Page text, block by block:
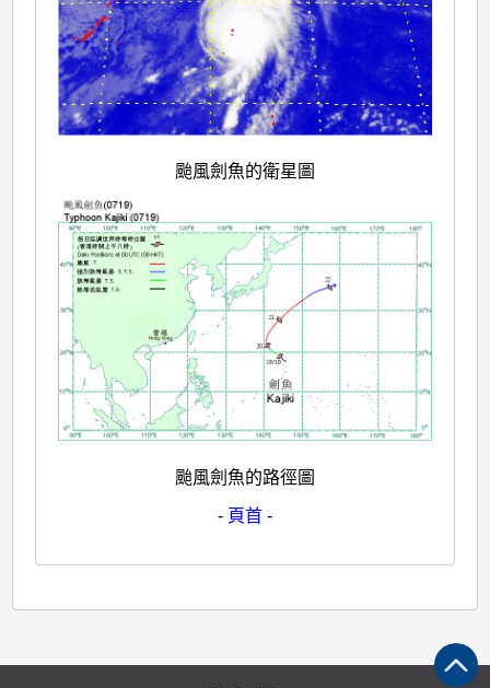
颱風劍魚的衛星圖
颱風劍魚的路徑圖
- 頁首 -